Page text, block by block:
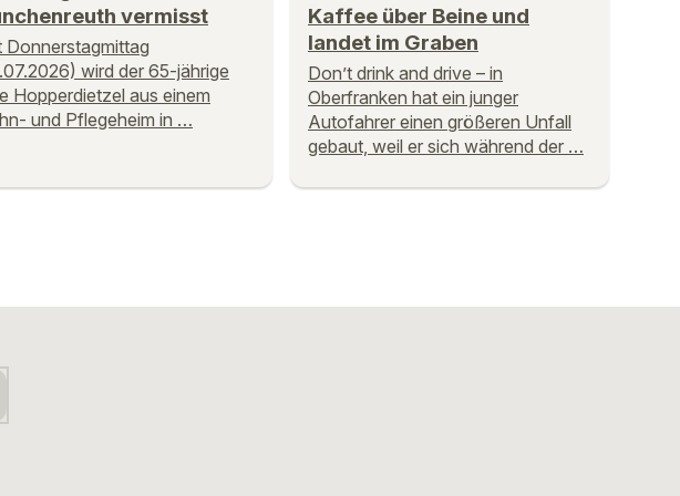
vermisst
Donnerstagmittag
wird der 65-jährige
Hopperdietzel aus einem
und Pflegeheim in …
Kaffee über Beine und
landet im Graben
Don’t drink and drive – in
Oberfranken hat ein junger
Autofahrer einen größeren Unfall
gebaut, weil er sich während der …